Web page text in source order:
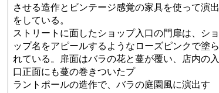
させる造作とビンテージ感覚の家具を使って演出
をしている。
ストリートに面したショップ入口の門扉は、ショ
ップ名をアピールするようなローズピンクで塗ら
れている。扉面はバラの花と蔓が覆い、店内の入
口正面にも蔓の巻きついたプ
ラントポールの造作で、バラの庭園風に演出す